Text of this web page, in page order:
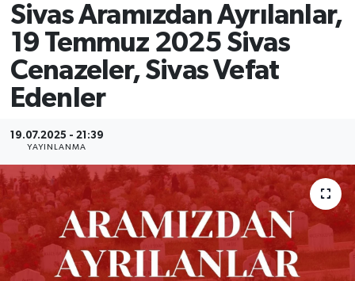
Sivas Aramızdan Ayrılanlar,
19 Temmuz 2025 Sivas
Cenazeler, Sivas Vefat
Edenler
19.07.2025 - 21:39
YAYINLANMA
GÜNCEL
KÜLTÜR
MAGAZİN
ÖZEL HABER
RESMİ İLANLAR
SAĞLIK
SİYASET
Son Dakika Haberleri
Haber Arşivi